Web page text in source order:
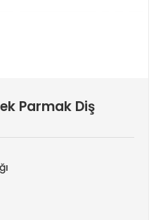
Parmak Diş